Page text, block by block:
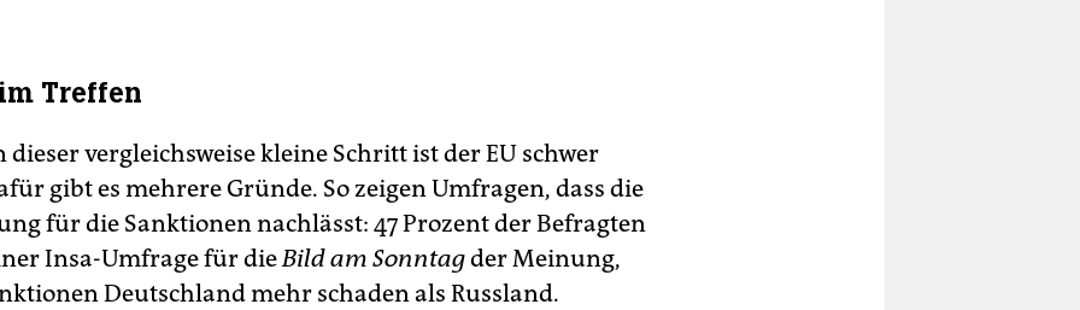
Treffen
dieser vergleichsweise kleine Schritt ist der EU schwer
gibt es mehrere Gründe. So zeigen Umfragen, dass die
für die Sanktionen nachlässt: 47 Prozent der Befragten
Insa-Umfrage für dieBild am Sonntagder Meinung,
Deutschland mehr schaden als Russland.